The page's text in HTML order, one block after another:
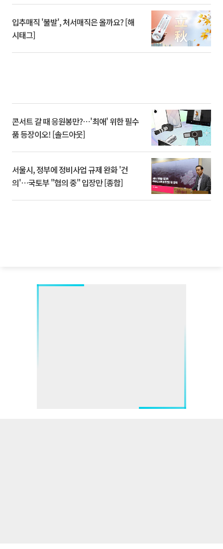
입추매직 '불발', 처서매직은 올까요? [해
시태그]
콘서트 갈 때 응원봉만?⋯'최애' 위한 필수
품 등장이오! [솔드아웃]
서울시, 정부에 정비사업 규제 완화 '건
의'⋯국토부 "협의 중" 입장만 [종합]